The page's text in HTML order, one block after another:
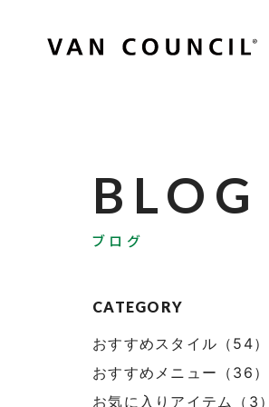
BLOG
ブログ
CATEGORY
おすすめスタイル（54）
おすすめメニュー（36）
お気に入りアイテム（3）